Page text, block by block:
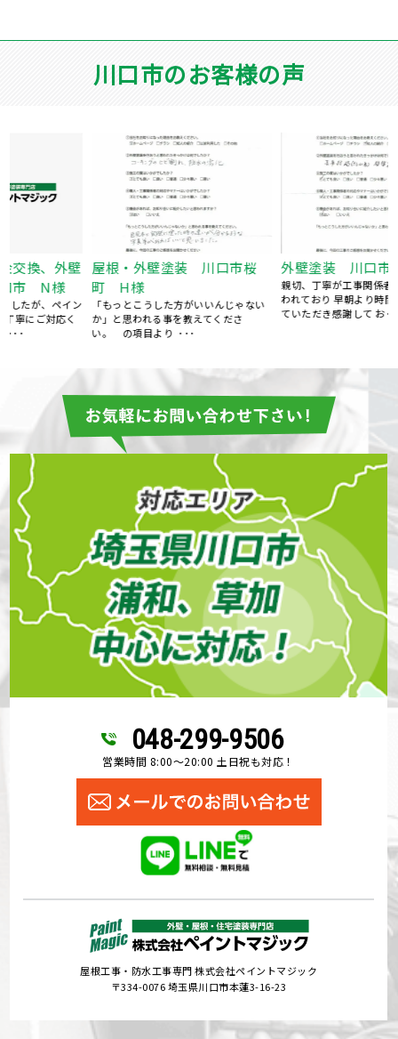
川口市のお客様の声
外壁塗装 川口市緑町 O様
親切、丁寧が工事関係者の接客にあら
われており 早朝より時間厳守で対応し
ていただき感謝して お･･･
外壁塗装 川口市安行領根
今後ともヨロシクお願い致します。 あ
りがとうございました。
048-299-9506
営業時間 8:00～20:00 土日祝も対応！
屋根工事・防水工事専門 株式会社ペイントマジック
〒334-0076 埼玉県川口市本蓮3-16-23